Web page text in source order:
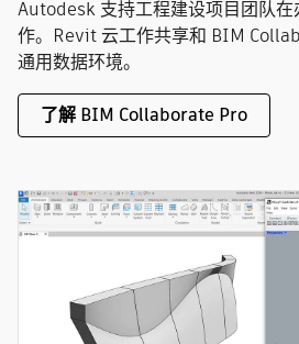
Autodesk 支持工程建设项目团队
作。Revit 云工作共享和 BIM
通用数据环境。
了解 BIM Collaborate Pro